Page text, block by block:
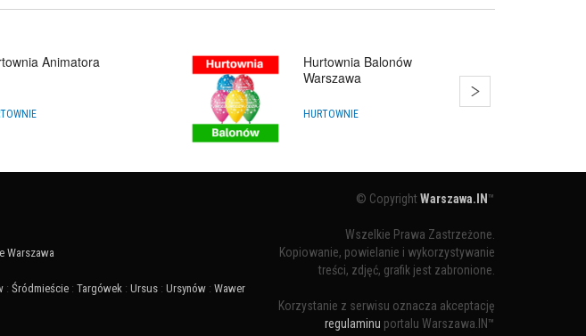
Animatora
Hurtownia Balonów
Warszawa
HURTOWNIE
Warszawa
: Śródmieście : Targówek : Ursus : Ursynów : Wawer
© CopyrightWarszawa.IN ™
Wszelkie Prawa Zastrzeżone.
Kopiowanie, powielanie i wykorzystywanie
treści, zdjęć, grafik jest zabronione.
Korzystanie z serwisu oznacza akceptację
regulaminu portalu Warszawa.IN™